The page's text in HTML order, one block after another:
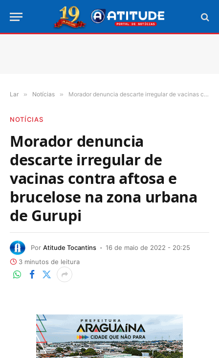
Lar » Notícias » Morador denuncia descarte irregular de vacinas contra aftosa e brucelose na zona urbana de Gurupi
NOTÍCIAS
Morador denuncia
descarte irregular de
vacinas contra aftosa e
brucelose na zona urbana
de Gurupi
Por Atitude Tocantins
16 de maio de 2022 - 20:25
3 minutos de leitura